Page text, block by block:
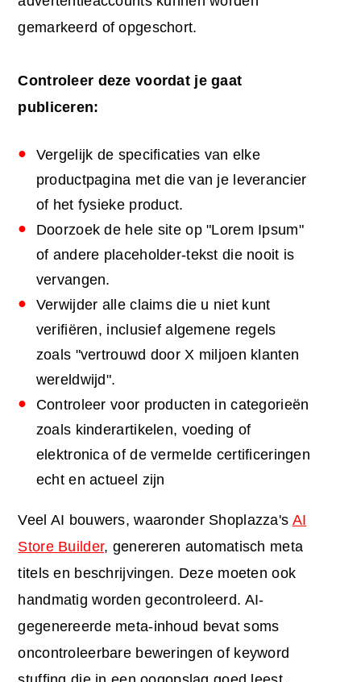
gemarkeerd of opgeschort.
Controleer deze voordat je gaat
publiceren:
Vergelijk de specificaties van elke
productpagina met die van je leverancier
of het fysieke product.
Doorzoek de hele site op "Lorem Ipsum"
of andere placeholder-tekst die nooit is
vervangen.
Verwijder alle claims die u niet kunt
verifiëren, inclusief algemene regels
zoals "vertrouwd door X miljoen klanten
wereldwijd".
Controleer voor producten in categorieën
zoals kinderartikelen, voeding of
elektronica of de vermelde certificeringen
echt en actueel zijn
Veel AI bouwers, waaronder Shoplazza's AI
Store Builder, genereren automatisch meta
titels en beschrijvingen. Deze moeten ook
handmatig worden gecontroleerd. AI-
gegenereerde meta-inhoud bevat soms
oncontroleerbare beweringen of keyword